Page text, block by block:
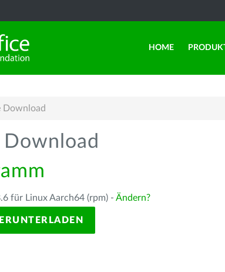
HOME
Download
für Linux Aarch64 (rpm) - Ändern?